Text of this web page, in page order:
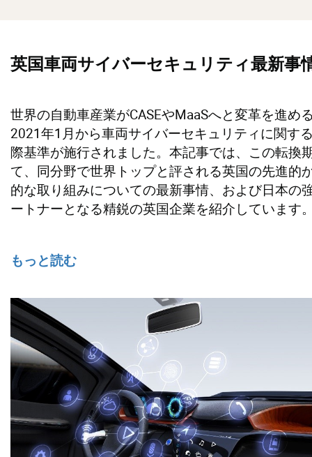
英国車両サイバーセキュリティ最新事
世界の自動車産業がCASEやMaaSへと変革を進め
2021年1月から車両サイバーセキュリティに関す
際基準が施行されました。本記事では、この転換
て、同分野で世界トップと評される英国の先進的
的な取り組みについての最新事情、および日本の
ートナーとなる精鋭の英国企業を紹介しています
もっと読む